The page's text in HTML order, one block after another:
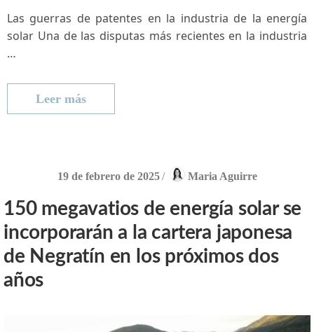
Las guerras⁤ de patentes en la ​industria de la energía
solar Una de las disputas más recientes en la industria
…
Leer más
19 de febrero de 2025 / Maria Aguirre
150 megavatios de energía solar se
incorporarán a la cartera japonesa
de Negratín en los próximos dos
años